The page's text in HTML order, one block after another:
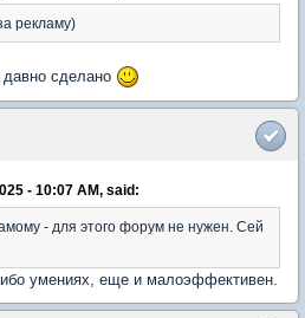
рекламу)
сделано
- 10:07 AM, said:
- для этого форум не нужен. Сей
умениях, еще и малоэффективен.